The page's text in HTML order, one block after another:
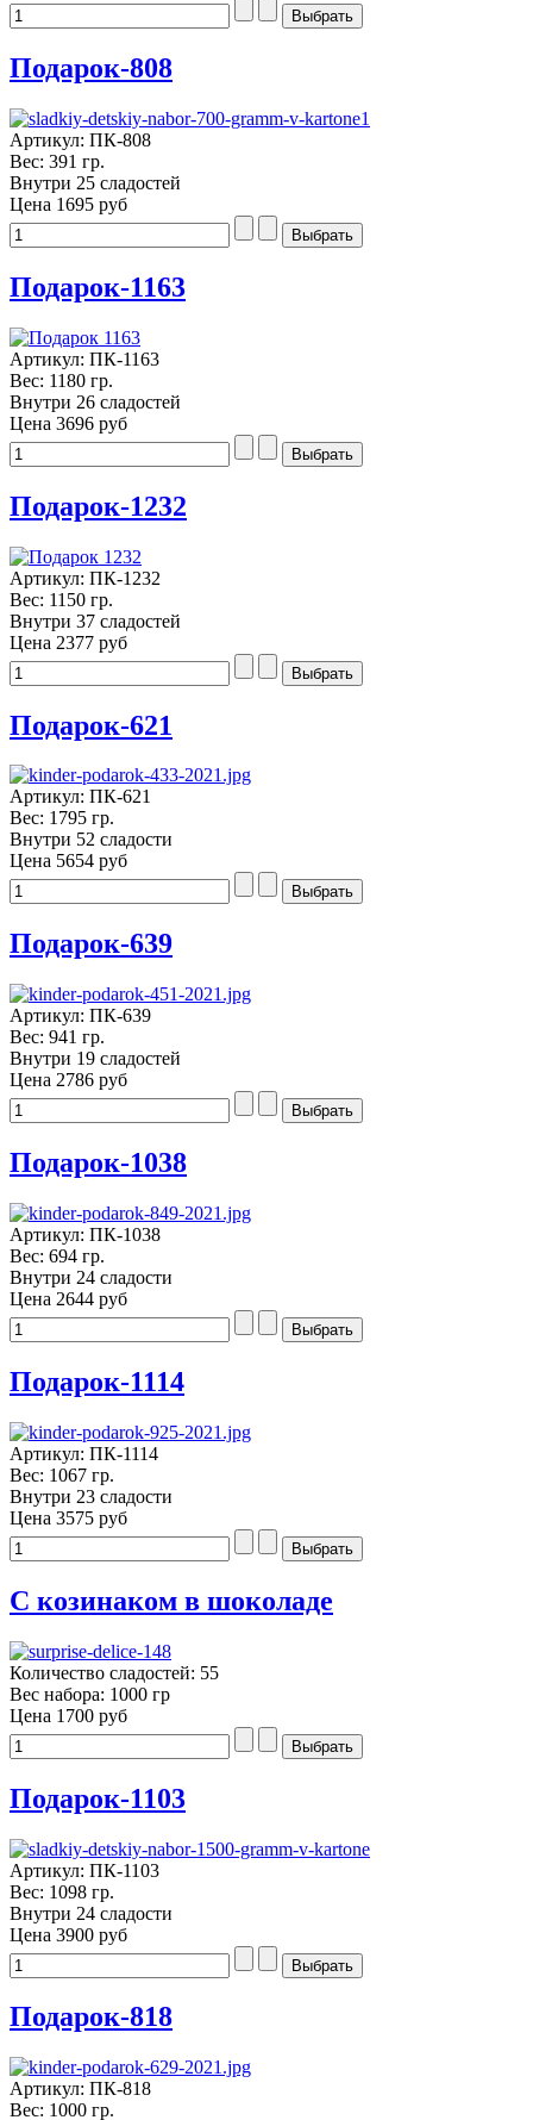
Подарок-808
Артикул: ПК-808
Вес: 391 гр.
Внутри 25 сладостей
Цена 1695 руб
Подарок-1163
Артикул: ПК-1163
Вес: 1180 гр.
Внутри 26 сладостей
Цена 3696 руб
Подарок-1232
Артикул: ПК-1232
Вес: 1150 гр.
Внутри 37 сладостей
Цена 2377 руб
Подарок-621
Артикул: ПК-621
Вес: 1795 гр.
Внутри 52 сладости
Цена 5654 руб
Подарок-639
Артикул: ПК-639
Вес: 941 гр.
Внутри 19 сладостей
Цена 2786 руб
Подарок-1038
Артикул: ПК-1038
Вес: 694 гр.
Внутри 24 сладости
Цена 2644 руб
Подарок-1114
Артикул: ПК-1114
Вес: 1067 гр.
Внутри 23 сладости
Цена 3575 руб
С козинаком в шоколаде
Количество сладостей: 55
Вес набора: 1000 гр
Цена 1700 руб
Подарок-1103
Артикул: ПК-1103
Вес: 1098 гр.
Внутри 24 сладости
Цена 3900 руб
Подарок-818
Артикул: ПК-818
Вес: 1000 гр.